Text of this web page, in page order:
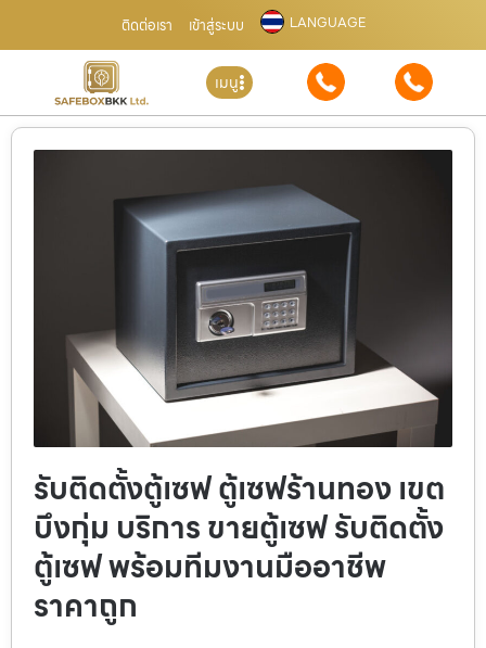
ติดต่อเรา เข้าสู่ระบบ LANGUAGE
เมนู
รับติดตั้งตู้เซฟ ตู้เซฟร้านทอง เขต
บึงกุ่ม บริการ ขายตู้เซฟ รับติดตั้ง
ตู้เซฟ พร้อมทีมงานมืออาชีพ
ราคาถูก